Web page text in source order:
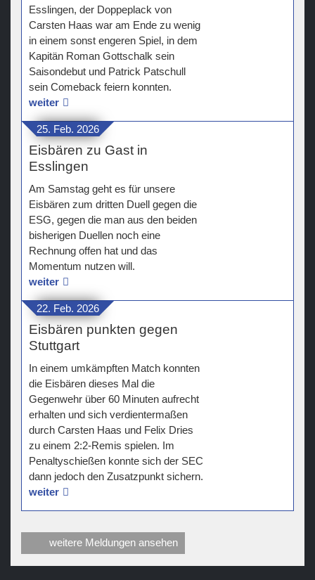
Esslingen, der Doppeplack von
Carsten Haas war am Ende zu wenig
in einem sonst engeren Spiel, in dem
Kapitän Roman Gottschalk sein
Saisondebut und Patrick Patschull
sein Comeback feiern konnten.
weiter
25. Feb. 2026
Eisbären zu Gast in
Esslingen
Am Samstag geht es für unsere
Eisbären zum dritten Duell gegen die
ESG, gegen die man aus den beiden
bisherigen Duellen noch eine
Rechnung offen hat und das
Momentum nutzen will.
weiter
22. Feb. 2026
Eisbären punkten gegen
Stuttgart
In einem umkämpften Match konnten
die Eisbären dieses Mal die
Gegenwehr über 60 Minuten aufrecht
erhalten und sich verdientermaßen
durch Carsten Haas und Felix Dries
zu einem 2:2-Remis spielen. Im
Penaltyschießen konnte sich der SEC
dann jedoch den Zusatzpunkt sichern.
weiter
weitere Meldungen ansehen